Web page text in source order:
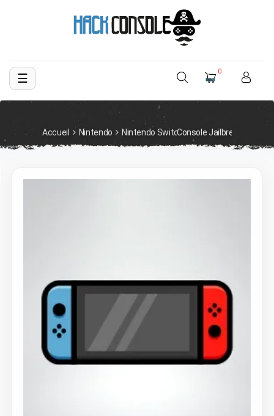
Basculer
☰ 0
Accueil Nintendo Nintendo SwitchConsole Jailbreak